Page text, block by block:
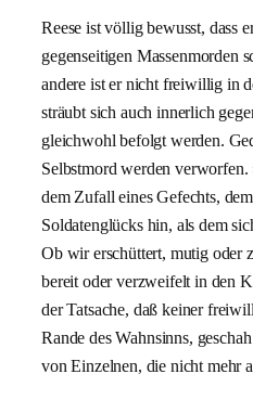
Reese ist völlig bewusst, dass
gegenseitigen Massenmorden
andere ist er nicht freiwillig in
sträubt sich auch innerlich
gleichwohl befolgt werden.
Selbstmord werden
dem Zufall eines Gefechts,
Soldatenglücks hin, als dem
Ob wir erschüttert, mutig oder
bereit oder verzweifelt in den
der Tatsache, daß keiner
Rande des Wahnsinns,
von Einzelnen, die nicht mehr